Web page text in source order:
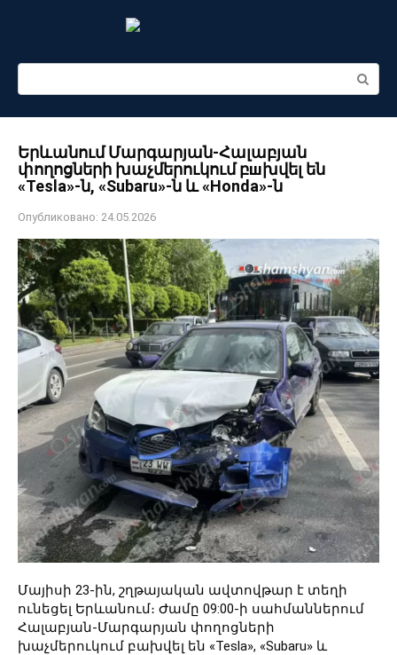
Поиск:
Երևանում Մարգարյան-Հալաբյան
փողոցների խաչմերուկում բшխվել են
«Tesla»-ն, «Subaru»-ն և «Honda»-ն
Опубликовано: 24.05.2026
Մայիսի 23-ին, շղթայական ավտովթար է տեղի
ունեցել Երևանում։ Ժամը 09:00-ի սահմաններում
Հալաբյան-Մարգարյան փողոցների
խաչմերուկում բախվել են «Tesla», «Subaru» և